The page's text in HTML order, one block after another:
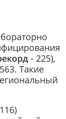
- 225),
Такие